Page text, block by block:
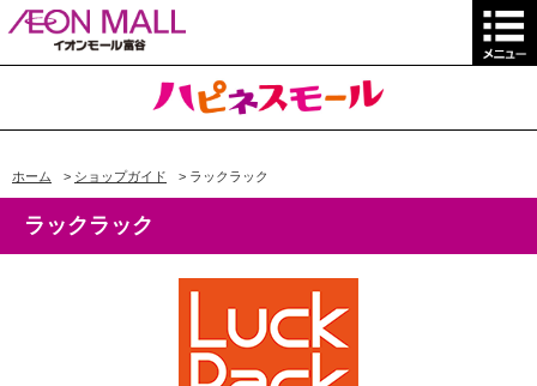
ホーム > ショップガイド > ラックラック
ラックラック